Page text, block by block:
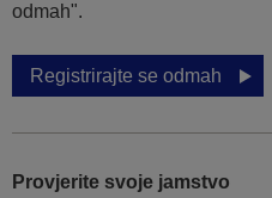
odmah".
Registrirajte se odmah
Provjerite svoje jamstvo